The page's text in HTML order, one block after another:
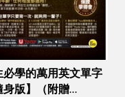
必學的萬用英文單字
身版】（附贈